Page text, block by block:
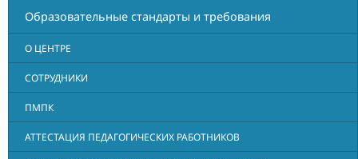
Образовательные стандарты и требования
О ЦЕНТРЕ
СОТРУДНИКИ
ПМПК
АТТЕСТАЦИЯ ПЕДАГОГИЧЕСКИХ РАБОТНИКОВ